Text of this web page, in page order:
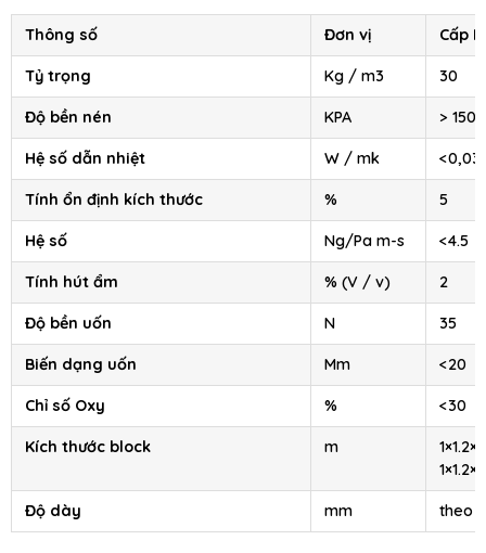
Thông số Đơn vị Cấp III
Tỷ trọng Kg / m3 30
Độ bền nén KPA > 150
Hệ số dẫn nhiệt W / mk
Tính ổn định kích thước % 5
Hệ số Ng/Pa m-s <4.5
Tính hút ẩm % (V / v) 2
Độ bền uốn N 35
Biến dạng uốn Mm <20
Chỉ số Oxy % <30
Kích thước block m
1×1.2×4
Độ dày mm theo